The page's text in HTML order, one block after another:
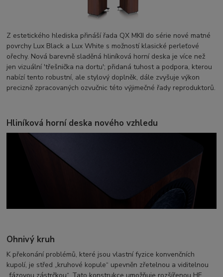
Z estetického hlediska přináší řada QX MKII do série nové matné
povrchy Lux Black a Lux White s možností klasické perleťové
ořechy. Nová barevně sladěná hliníková horní deska je více než
jen vizuální 'třešnička na dortu'; přidaná tuhost a podpora, kterou
nabízí tento robustní, ale stylový doplněk, dále zvyšuje výkon
precizně zpracovaných ozvučnic této výjimečné řady reproduktorů.
Hliníková horní deska nového vzhledu
Ohnivý kruh
K překonání problémů, které jsou vlastní fyzice konvenčních
kupolí, je střed „kruhové kopule“ upevněn zřetelnou a viditelnou
„fázovou zástrčkou“. Tato konstrukce umožňuje rozšířenou HF